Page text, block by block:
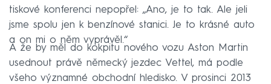
tiskové konferenci nepopřel: „Ano, je to tak. Ale jeli
jsme spolu jen k benzínové stanici. Je to krásné auto
a on mi o něm vyprávěl.“
A že by měl do kokpitu nového vozu Aston Martin
usednout právě německý jezdec Vettel, má podle
všeho významné obchodní hledisko. V prosinci 2013